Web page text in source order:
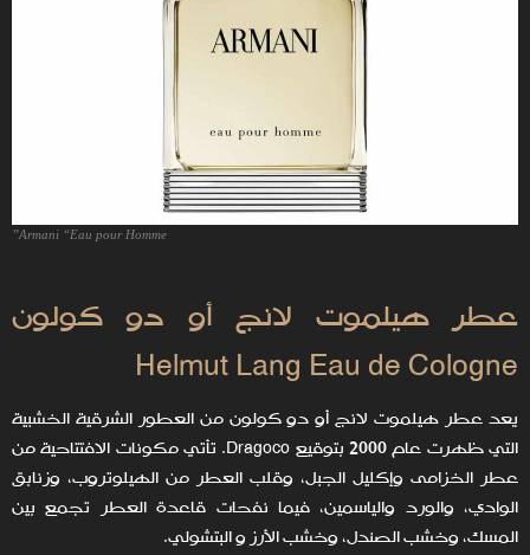
Armani “Eau pour Homme”
عطر هيلموت لانج أو دو كولون
Helmut Lang Eau de Cologne
يعد عطر هيلموت لانج أو دو كولون من العطور الشرقية الخشبية
التي ظهرت عام 2000 بتوقيع Dragoco. تأتي مكونات الافتتاحية من
عطر الخزامى وإكليل الجبل، وقلب العطر من الهيلوتروب، وزنابق
الوادي، والورد والياسمين، فيما نفحات قاعدة العطر تجمع بين
المسك، وخشب الصندل، وخشب الأرز و البتشولي.